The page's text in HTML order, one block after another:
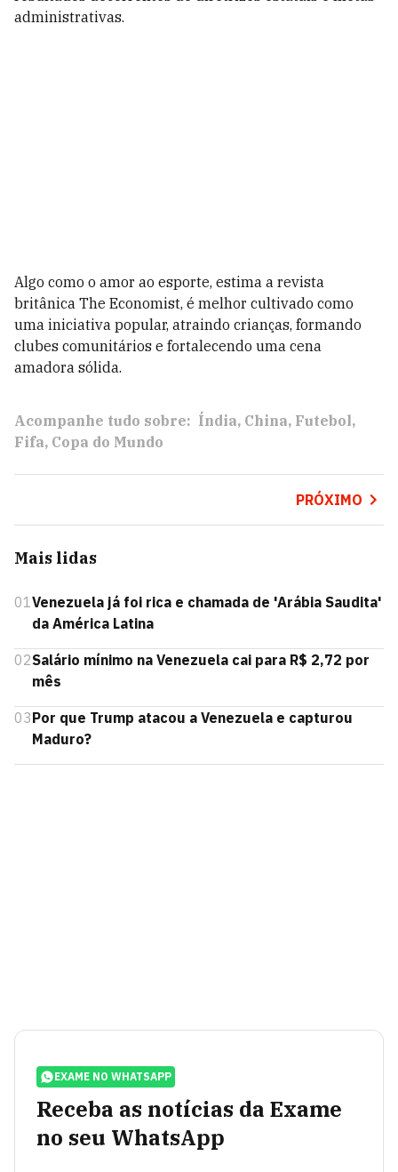
administrativas.
Algo como o amor ao esporte, estima a revista
britânica The Economist, é melhor cultivado como
uma iniciativa popular, atraindo crianças, formando
clubes comunitários e fortalecendo uma cena
amadora sólida.
Acompanhe tudo sobre: Índia China Futebol
Fifa Copa do Mundo
PRÓXIMO
Mais lidas
01 Venezuela já foi rica e chamada de 'Arábia Saudita'
da América Latina
02Salário mínimo na Venezuela cai para R$ 2,72 por
mês
03Por que Trump atacou a Venezuela e capturou
Maduro?
EXAME NO WHATSAPP
Receba as notícias da Exame
no seu WhatsApp